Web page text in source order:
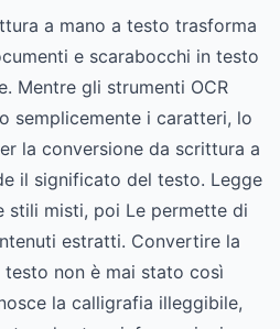
a mano a testo trasforma
e scarabocchi in testo
Mentre gli strumenti OCR
semplicemente i caratteri, lo
la conversione da scrittura a
il significato del testo. Legge
stili misti, poi Le permette di
estratti. Convertire la
non è mai stato così
la calligrafia illeggibile,